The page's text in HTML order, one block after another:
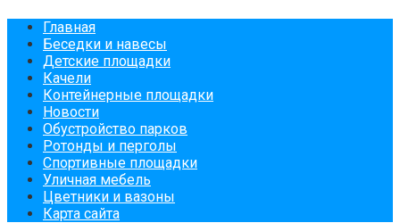
Главная
Беседки и навесы
Детские площадки
Качели
Контейнерные площадки
Новости
Обустройство парков
Ротонды и перголы
Спортивные площадки
Уличная мебель
Цветники и вазоны
Карта сайта